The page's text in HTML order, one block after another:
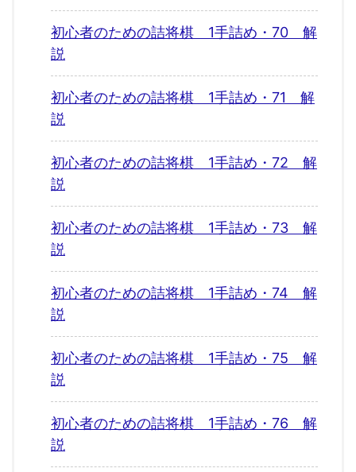
初心者のための詰将棋 1手詰め・70 解
説
初心者のための詰将棋 1手詰め・71 解
説
初心者のための詰将棋 1手詰め・72 解
説
初心者のための詰将棋 1手詰め・73 解
説
初心者のための詰将棋 1手詰め・74 解
説
初心者のための詰将棋 1手詰め・75 解
説
初心者のための詰将棋 1手詰め・76 解
説